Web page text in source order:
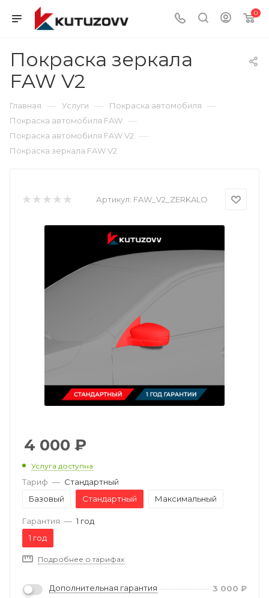
0
Покраска зеркала
FAW V2
Главная — Услуги — Покраска автомобиля —
Покраска автомобиля FAW —
Покраска автомобиля FAW V2 —
Покраска зеркала FAW V2
Артикул: FAW_V2_ZERKALO
4 000 ₽
Услуга доступна
Тариф — Стандартный
Базовый
Стандартный Максимальный
Гарантия — 1 год
1 год
Подробнее о тарифах
Дополнительная гарантия 3 000 ₽